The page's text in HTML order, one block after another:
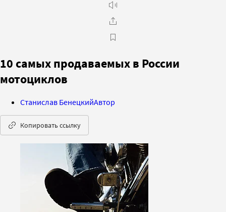
10 самых продаваемых в России
мотоциклов
Станислав БенецкийАвтор
Копировать ссылку